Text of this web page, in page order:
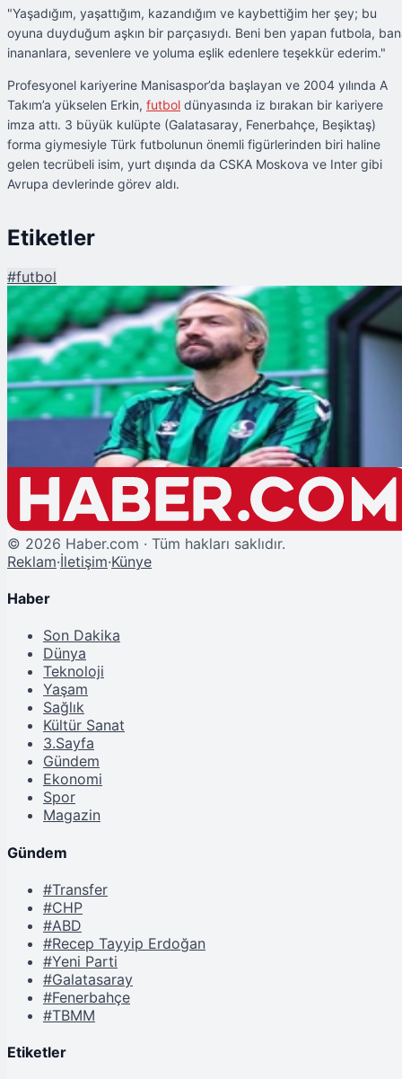
"Yaşadığım, yaşattığım, kazandığım ve kaybettiğim her şey; bu
oyuna duyduğum aşkın bir parçasıydı. Beni ben yapan futbola,
inananlara, sevenlere ve yoluma eşlik edenlere teşekkür ederim."
Profesyonel kariyerine Manisaspor’da başlayan ve 2004 yılında A
Takım’a yükselen Erkin, futbol dünyasında iz bırakan bir kariyere
imza attı. 3 büyük kulüpte (Galatasaray, Fenerbahçe, Beşiktaş)
forma giymesiyle Türk futbolunun önemli figürlerinden biri haline
gelen tecrübeli isim, yurt dışında da CSKA Moskova ve Inter gibi
Avrupa devlerinde görev aldı.
Etiketler
#futbol
Şu An Okunan
Caner Erkin Sahalara Veda Etti
© 2026 Haber.com · Tüm hakları saklıdır.
Reklam·İletişim·Künye
Haber
Son Dakika
Dünya
Teknoloji
Yaşam
Sağlık
Kültür Sanat
3.Sayfa
Gündem
Ekonomi
Spor
Magazin
Gündem
#Transfer
#CHP
#ABD
#Recep Tayyip Erdoğan
#Yeni Parti
#Galatasaray
#Fenerbahçe
#TBMM
Etiketler